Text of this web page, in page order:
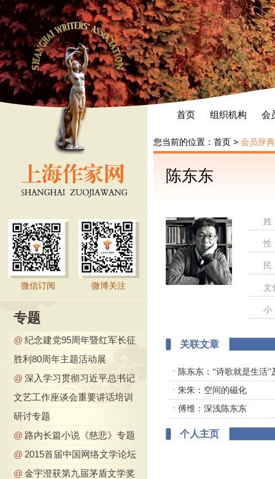
首页 组织机构 会
微信订阅 微博关注
专题
@ 纪念建党95周年暨红军长征
胜利80周年主题活动展
@ 深入学习贯彻习近平总书记
文艺工作座谈会重要讲话培训
研讨专题
@ 路内长篇小说《慈悲》专题
@ 2015首届中国网络文学论坛
@ 金宇澄获第九届茅盾文学奖
您当前的位置： 首页 > 会员辞典
陈东东
文
关联文章
· 陈东东：“诗歌就是生活”
· 朱朱：空间的磁化
· 傅维：深浅陈东东
个人主页